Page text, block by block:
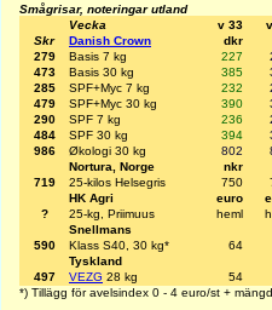
Smågrisar, noteringar utland
Vecka
v 33
Skr
Danish Crown
dkr
279
Basis 7 kg 227
473
Basis 30 kg 385
285
SPF+Myc 7 kg 232
479
SPF+Myc 30 kg 390
290
SPF 7 kg 236
484
SPF 30 kg 394
986
Økologi 30 kg 802
Nortura, Norge
nkr
719
25-kilos Helsegris 750
HK Agri
euro
?
25-kg, Priimuus heml
Snellmans
590
Klass S40, 30 kg*
64
Tyskland
497
VEZG 28 kg
54
*) Tillägg för avelsindex 0 - 4 euro/st +